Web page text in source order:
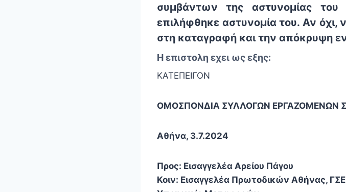
συμβάντων της αστυνομίας
επιλήφθηκε αστυνομία του. Αν όχι,
στη καταγραφή και την απόκρυψη
Η επιστολη εχει ως εξης:
ΚΑΤΕΠΕΙΓΟΝ
ΟΜΟΣΠΟΝΔΙΑ ΣΥΛΛΟΓΩΝ ΕΡΓΑΖΟΜΕΝΩΝ
Αθήνα, 3.7.2024
Προς: Εισαγγελέα Αρείου Πάγου
Κοιν: Εισαγγελέα Πρωτοδικών Αθήνας,